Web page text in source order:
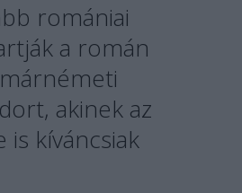
romániai
a román
akinek az
kíváncsiak